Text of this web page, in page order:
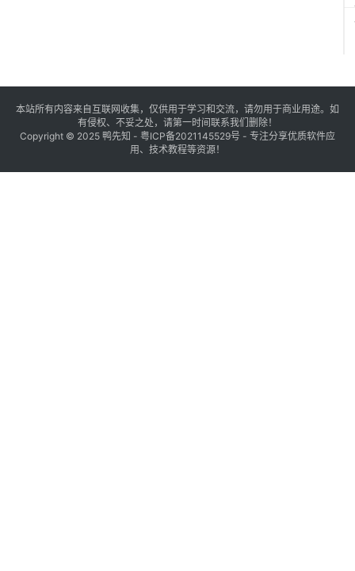
本站所有内容来自互联网收集，仅供用于学习和交流，请勿用于商业用途。如
有侵权、不妥之处，请第一时间联系我们删除！
Copyright © 2025 鸭先知 - 粤ICP备2021145529号 - 专注分享优质软件应
用、技术教程等资源！